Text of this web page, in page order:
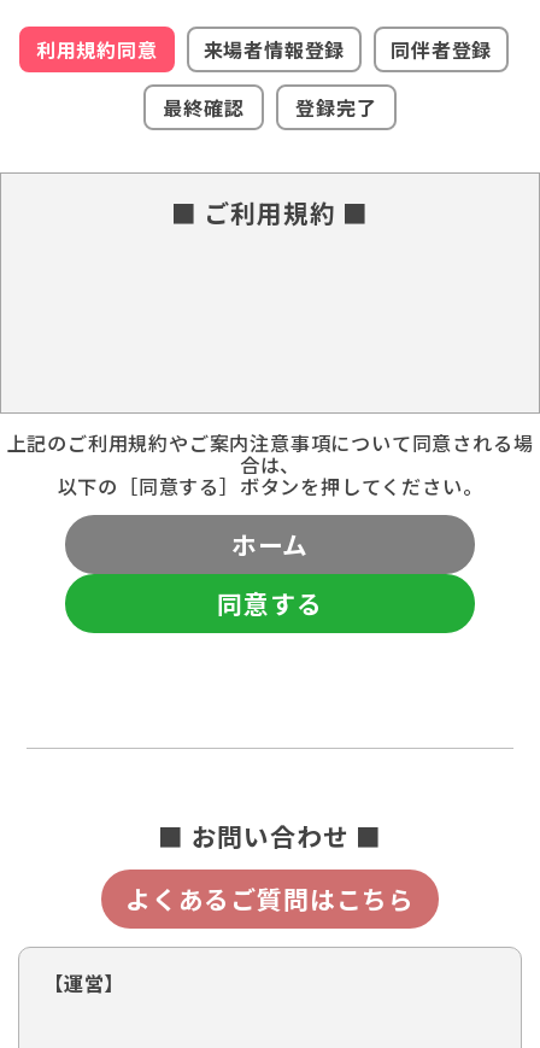
利用規約同意 来場者情報登録
同伴者登録
最終確認
登録完了
■ ご利用規約 ■
上記のご利用規約やご案内注意事項について同意される場
合は、
以下の［同意する］ボタンを押してください。
ホーム
同意する
■ お問い合わせ ■
よくあるご質問はこちら
【運営】